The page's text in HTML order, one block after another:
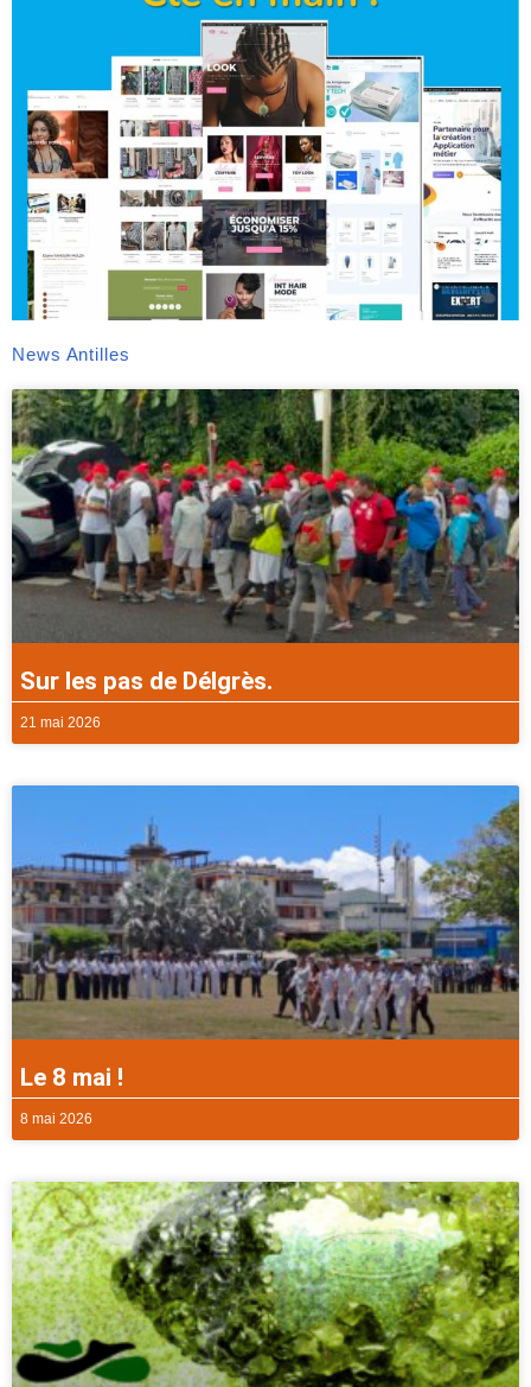
News Antilles
Sur les pas de Délgrès.
21 mai 2026
Le 8 mai !
8 mai 2026